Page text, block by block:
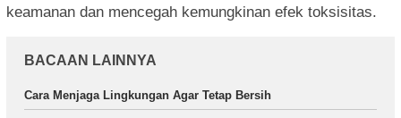
keamanan dan mencegah kemungkinan efek toksisitas.
BACAAN LAINNYA
Cara Menjaga Lingkungan Agar Tetap Bersih